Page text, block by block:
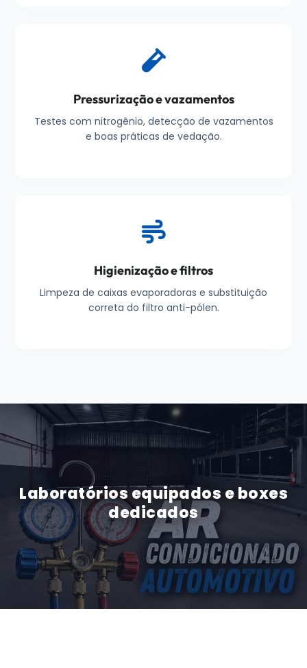
Pressurização e vazamentos
Testes com nitrogênio, detecção de vazamentos
e boas práticas de vedação.
Higienização e filtros
Limpeza de caixas evaporadoras e substituição
correta do filtro anti-pólen.
Laboratórios equipados e boxes
dedicados